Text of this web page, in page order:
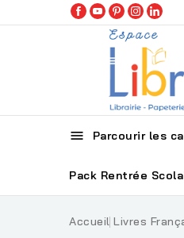
 Parcourir les
Pack Rentrée
Accueil Livres